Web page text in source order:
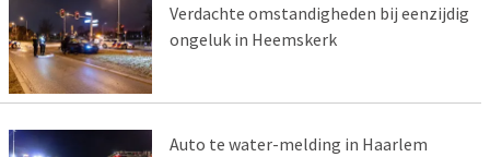
Verdachte omstandigheden bij eenzijdig
ongeluk in Heemskerk
Auto te water-melding in Haarlem